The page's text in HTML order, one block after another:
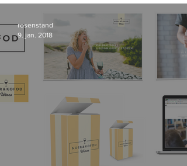
rosenstand
9. jan. 2018